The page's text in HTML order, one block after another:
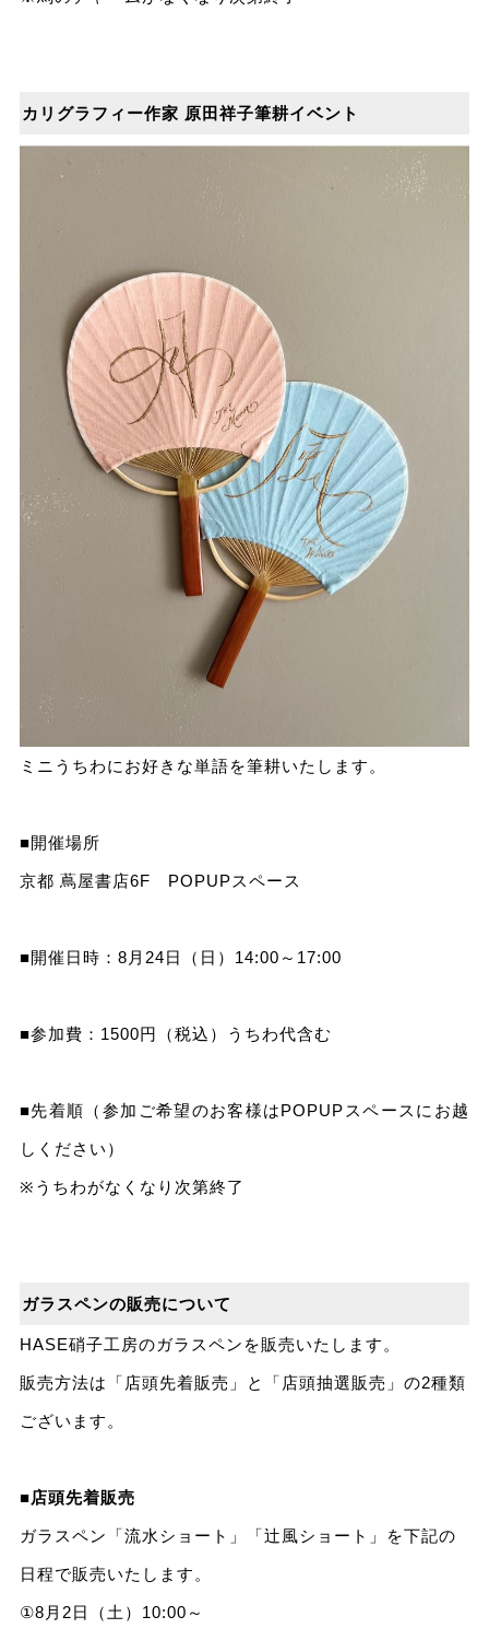
カリグラフィー作家 原田祥子筆耕イベント
ミニうちわにお好きな単語を筆耕いたします。
■開催場所
京都 蔦屋書店6F POPUPスペース
■開催日時：8月24日（日）14:00～17:00
■参加費：1500円（税込）うちわ代含む
■先着順（参加ご希望のお客様はPOPUPスペースにお越
しください）
※うちわがなくなり次第終了
ガラスペンの販売について
HASE硝子工房のガラスペンを販売いたします。
販売方法は「店頭先着販売」と「店頭抽選販売」の2種類
ございます。
■店頭先着販売
ガラスペン「流水ショート」「辻風ショート」を下記の
日程で販売いたします。
①8月2日（土）10:00～